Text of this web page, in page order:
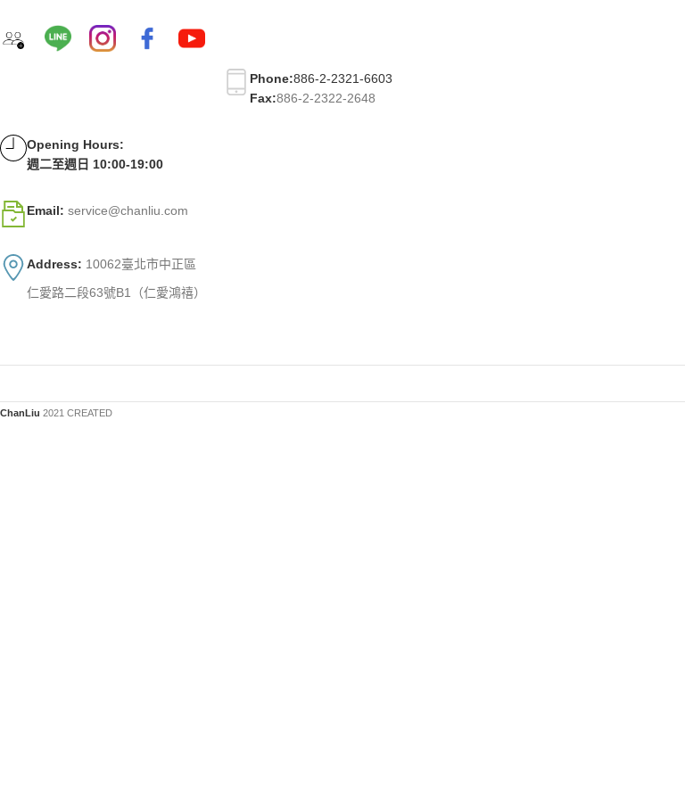
Phone:886-2-2321-6603
Fax:886-2-2322-2648
Opening Hours:
週二至週日 10:00-19:00
Email: service@chanliu.com
Address: 10062臺北市中正區
仁愛路二段63號B1（仁愛鴻禧）
ChanLiu 2021 CREATED